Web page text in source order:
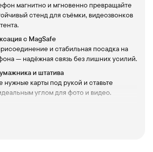
магнитно и мгновенно превращайте
стенд для съёмки, видеозвонков
с MagSafe
и стабильная посадка на
— надёжная связь без лишних усилий.
и штатива
нужные карты под рукой и ставьте
углом для фото и видео.
и сохраняет эстетичный силуэт